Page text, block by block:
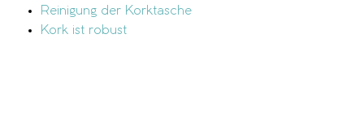
Reinigung der Korktasche
Kork ist robust